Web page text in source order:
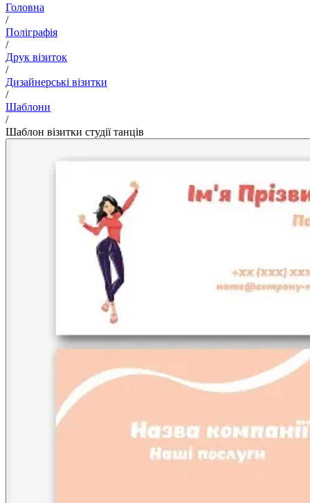
Головна
/
Поліграфія
/
Друк візиток
/
Дизайнерські візитки
/
Шаблони
/
Шаблон візитки студії танців